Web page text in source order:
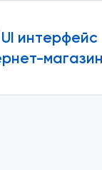
интерфейс